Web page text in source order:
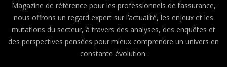
Magazine de référence pour les professionnels de l’assurance,
nous offrons un regard expert sur l’actualité, les enjeux et les
mutations du secteur, à travers des analyses, des enquêtes et
des perspectives pensées pour mieux comprendre un univers en
constante évolution.